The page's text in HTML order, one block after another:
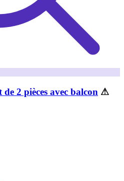
2 pièces avec balcon ⚠